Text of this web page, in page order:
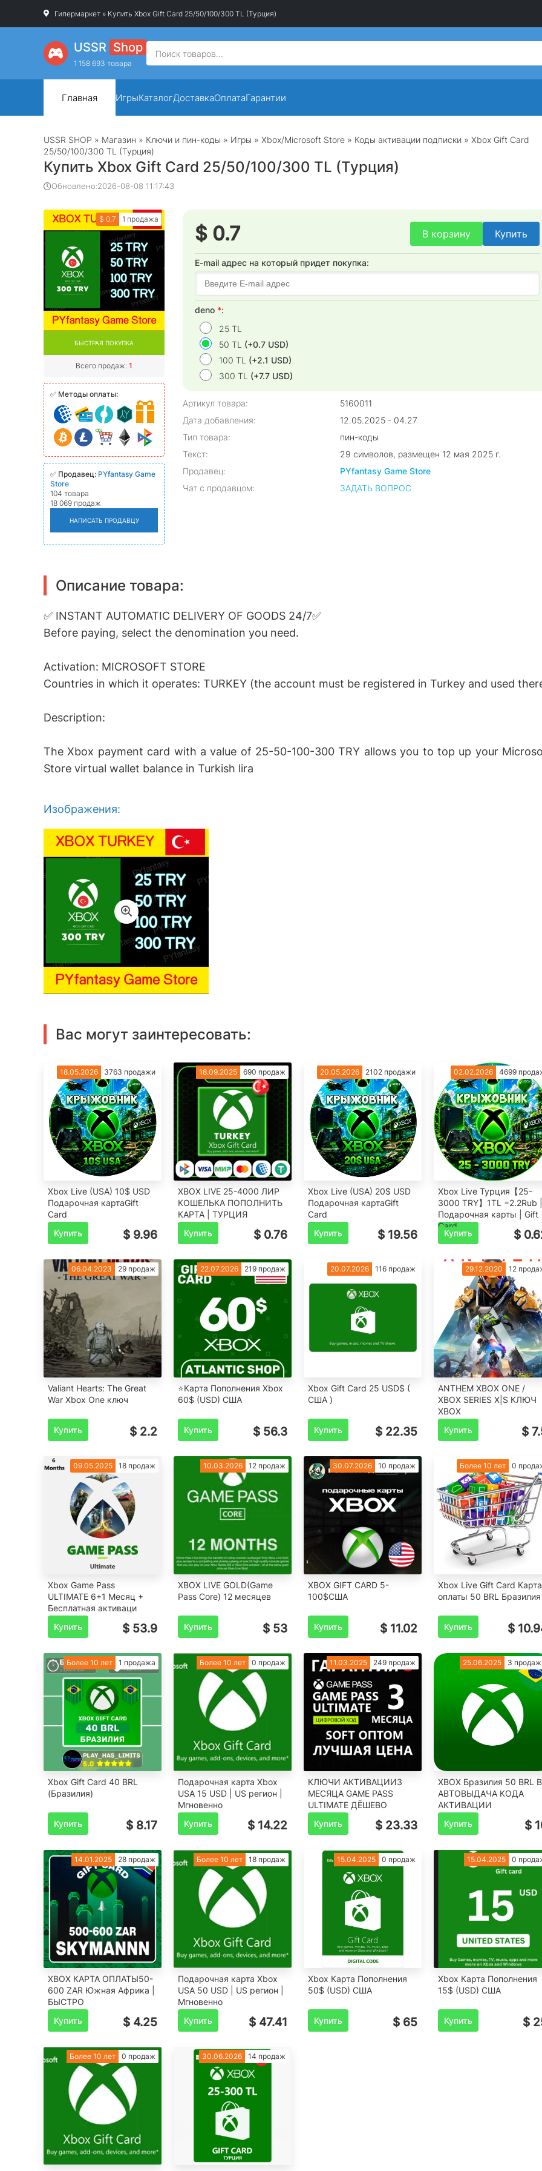
Гипермаркет » Купить Xbox Gift Card 25/50/100/300 TL (Турция)
USSR Shop
1 158 693 товара
Главная ИгрыКаталогДоставкаОплатаГарантии
USSR SHOP » Магазин » Ключи и пин-коды » Игры » Xbox/Microsoft Store » Коды активации подписки » Xbox Gift Card
25/50/100/300 TL (Турция)
Купить Xbox Gift Card 25/50/100/300 TL (Турция)
Обновлено:2026-08-08 11:17:43
$ 0.7 1 продажа
БЫСТРАЯ ПОКУПКА
Всего продаж: 1
✅ Методы оплаты:
✅ Продавец: PYfantasy Game
Store
104 товара
18 069 продаж
НАПИСАТЬ ПРОДАВЦУ
$ 0.7 В корзину Купить
E-mail адрес на который придет покупка:
deno *:
25 TL
50 TL (+0.7 USD)
100 TL (+2.1 USD)
300 TL (+7.7 USD)
Артикул товара:
5160011
Дата добавления:
12.05.2025 - 04.27
Тип товара:
пин-коды
Текст:
29 символов, размещен 12 мая 2025 г.
Продавец:
PYfantasy Game Store
Чат с продавцом:
ЗАДАТЬ ВОПРОС
Описание товара:
✅ INSTANT AUTOMATIC DELIVERY OF GOODS 24/7✅
Before paying, select the denomination you need.
Activation: MICROSOFT STORE
Countries in which it operates: TURKEY (the account must be registered in Turkey and used
Description:
The Xbox payment card with a value of 25-50-100-300 TRY allows you to top up your
Store virtual wallet balance in Turkish lira
Изображения:
Вас могут заинтересовать:
18.05.2026 3763 продажи
Xbox Live (USA) 10$ USD
Подарочная картаGift
Card
Купить
$ 9.96
18.09.2025 690 продаж
XBOX LIVE 25-4000 ЛИР
КОШЕЛЬКА ПОПОЛНИТЬ
КАРТА | ТУРЦИЯ
Купить
$ 0.76
20.05.2026 2102 продажи
Xbox Live (USA) 20$ USD
Подарочная картаGift
Card
Купить
$ 19.56
02.02.2026 4699
Xbox Live Турция【25-
3000 TRY】1TL =2.2Rub |
Подарочная карты | Gift
Card
Купить $
06.04.2023 29 продаж
Valiant Hearts: The Great
War Xbox One ключ
Купить $ 2.2
22.07.2026 219 продаж
⭐️Карта Пополнения Xbox
60$ (USD) США
Купить $ 56.3
20.07.2026 116 продаж
Xbox Gift Card 25 USD$ (
США )
Купить $ 22.35
29.12.2020 12
ANTHEM XBOX ONE /
XBOX SERIES X|S КЛЮЧ
XBOX
Купить
$
09.05.2025 18 продаж
Xbox Game Pass
ULTIMATE 6+1 Месяц +
Бесплатная активаци
Купить
$ 53.9
10.03.2026 12 продаж
XBOX LIVE GOLD(Game
Pass Core) 12 месяцев
Купить $ 53
30.07.2026 10 продаж
XBOX GIFT CARD 5-
100$США
Купить $ 11.02
Более 10 лет 0
Xbox Live Gift Card Карта
оплаты 50 BRL Бразилия
Купить $
Более 10 лет 1 продажа
Xbox Gift Card 40 BRL
(Бразилия)
Купить $ 8.17
Более 10 лет 0 продаж
Подарочная карта Xbox
USA 15 USD | US регион |
Мгновенно
Купить
$ 14.22
11.03.2025 249 продаж
КЛЮЧИ АКТИВАЦИИ3
МЕСЯЦА GAME PASS
ULTIMATE ДЁШЕВО
Купить
$ 23.33
25.06.2025 3
XBOX Бразилия 50 BRL
АВТОВЫДАЧА КОДА
АКТИВАЦИИ
Купить
$
14.01.2025 28 продаж
XBOX КАРТА ОПЛАТЫ50-
600 ZAR Южная Африка |
БЫСТРО
Купить
$ 4.25
Более 10 лет 18 продаж
Подарочная карта Xbox
USA 50 USD | US регион |
Мгновенно
Купить
$ 47.41
15.04.2025 0 продаж
Xbox Карта Пополнения
50$ (USD) США
Купить $ 65
15.04.2025 0
Xbox Карта Пополнения
15$ (USD) США
Купить $
Более 10 лет 0 продаж 30.06.2026 14 продаж